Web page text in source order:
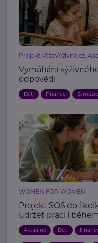
Projekt VašeVýživné.cz,
Vymáhání
odpovědi
Děti Finance
WOMEN FOR WOMEN
Projekt SOS do
udržet práci i
Aktuálně Děti